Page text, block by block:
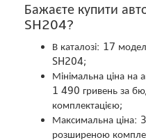
Бажаєте купити
SH204?
В каталозі: 17
SH204;
Мінімальна ціна на
1 490 гривень за
комплектацією;
Максимальна ціна:
розширеною